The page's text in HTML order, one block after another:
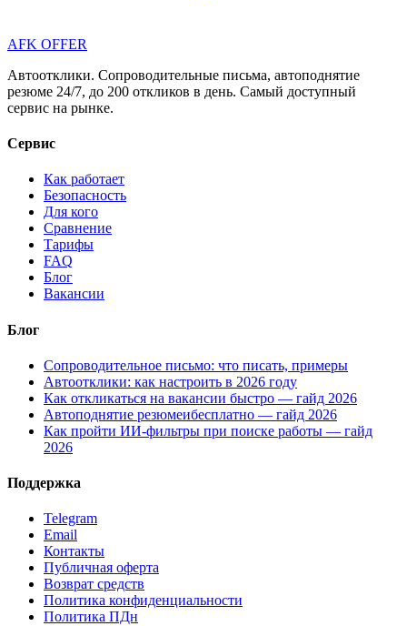
AFK OFFER
Автоотклики. Сопроводительные письма, автоподнятие
резюме 24/7, до 200 откликов в день. Самый доступный
сервис на рынке.
Сервис
Как работает
Безопасность
Для кого
Сравнение
Тарифы
FAQ
Блог
Вакансии
Блог
Сопроводительное письмо: что писать, примеры
Автоотклики: как настроить в 2026 году
Как откликаться на вакансии быстро — гайд 2026
Автоподнятие резюмеибесплатно — гайд 2026
Как пройти ИИ-фильтры при поиске работы — гайд
2026
Поддержка
Telegram
Email
Контакты
Публичная оферта
Возврат средств
Политика конфиденциальности
Политика ПДн